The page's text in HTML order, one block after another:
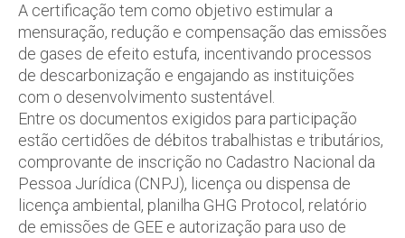
A certificação tem como objetivo estimular a
mensuração, redução e compensação das emissões
de gases de efeito estufa, incentivando processos
de descarbonização e engajando as instituições
com o desenvolvimento sustentável.
Entre os documentos exigidos para participação
estão certidões de débitos trabalhistas e tributários,
comprovante de inscrição no Cadastro Nacional da
Pessoa Jurídica (CNPJ), licença ou dispensa de
licença ambiental, planilha GHG Protocol, relatório
de emissões de GEE e autorização para uso de